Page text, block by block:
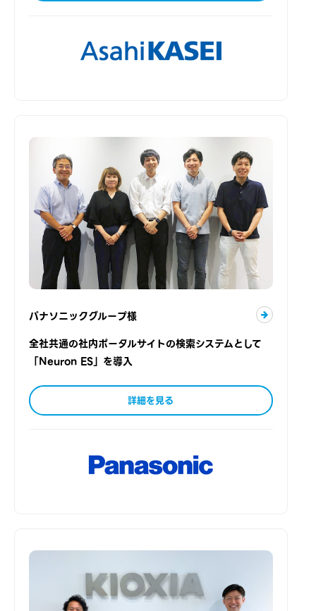
パナソニックグループ様
全社共通の社内ポータルサイトの検索システムとして
「Neuron ES」を導入
詳細を見る